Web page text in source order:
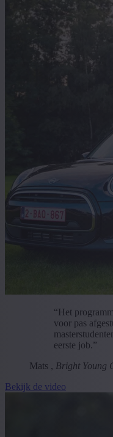
“Het
voor pas
eerste job.”
Mats , Bright Young
Bekijk de video